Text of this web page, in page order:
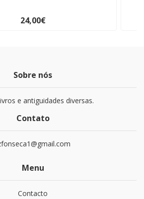
24,00€
Sobre nós
e antiguidades diversas.
Contato
Menu
Contacto